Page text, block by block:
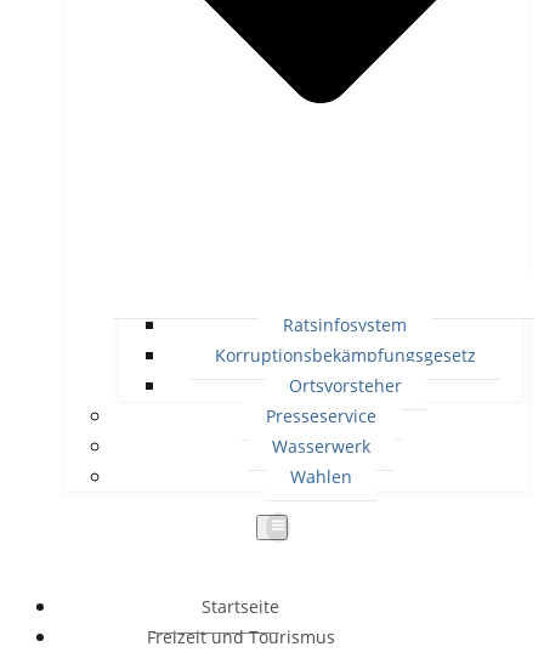
Ratsinfosystem
Korruptionsbekämpfungsgesetz
Ortsvorsteher
Presseservice
Wasserwerk
Wahlen
Startseite
Freizeit und Tourismus